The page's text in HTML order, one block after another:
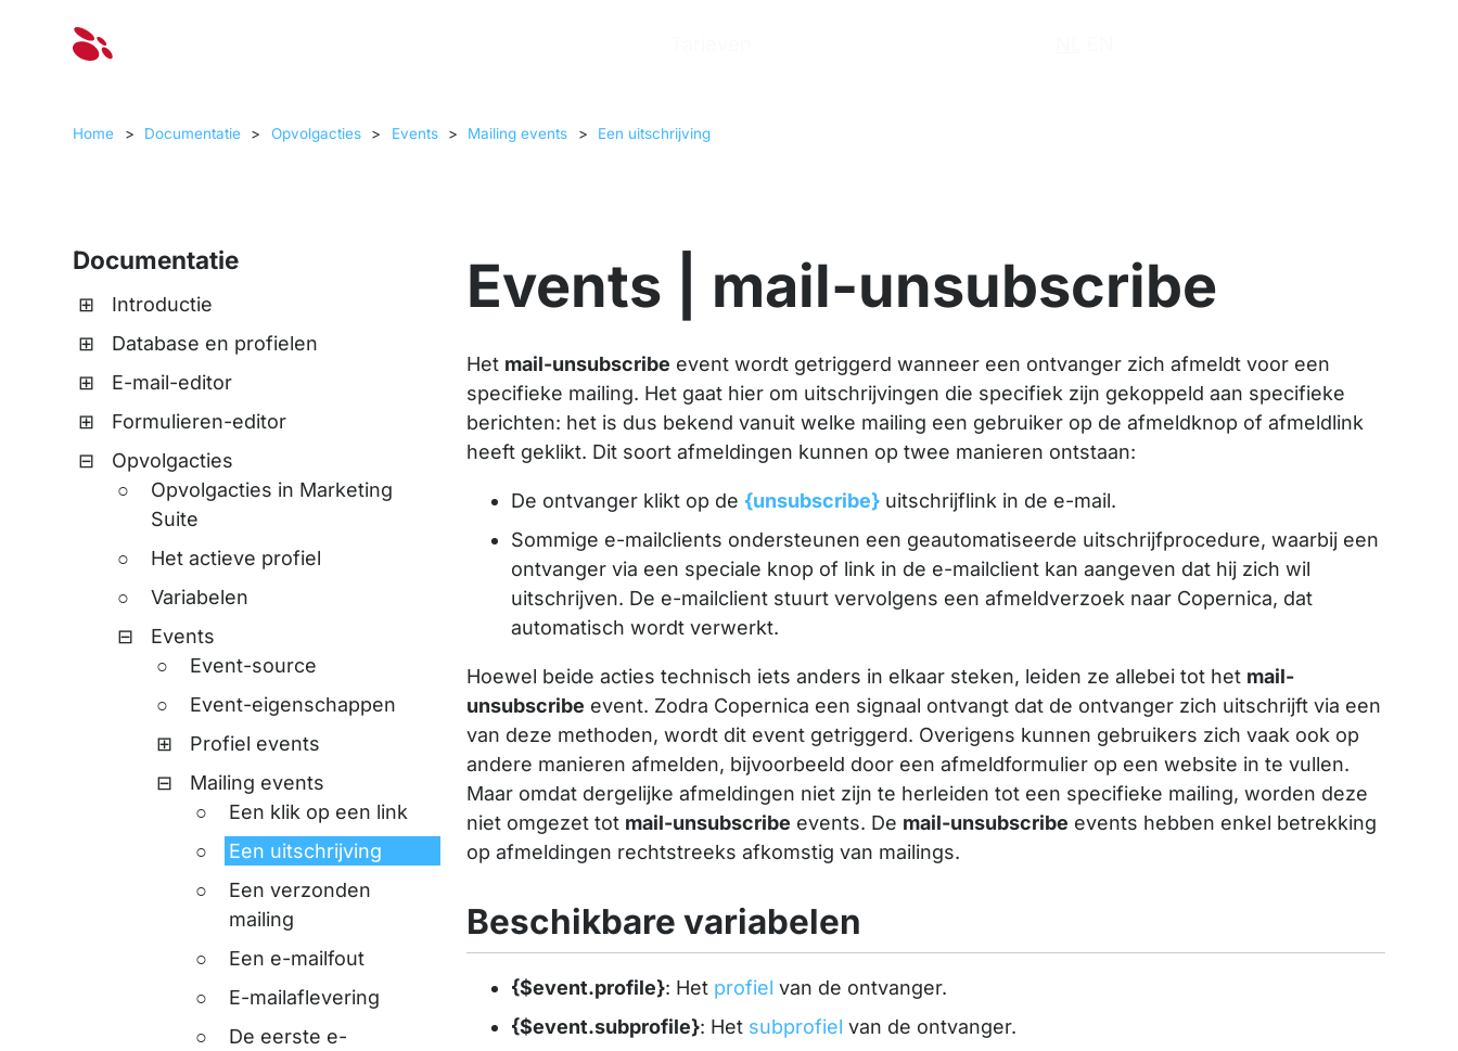
Home > Documentatie > Opvolgacties > Events > Mailing events > Een uitschrijving
Documentatie
Introductie
Database en profielen
E-mail-editor
Formulieren-editor
Opvolgacties
Opvolgacties in Marketing
Suite
Het actieve profiel
Variabelen
Events
Event-source
Event-eigenschappen
Profiel events
Mailing events
Een klik op een link
Een uitschrijving
Een verzonden
mailing
Een e-mailfout
E-mailaflevering
De eerste e-
Events | mail-unsubscribe
Het mail-unsubscribe event wordt getriggerd wanneer een ontvanger zich afmeldt voor een
specifieke mailing. Het gaat hier om uitschrijvingen die specifiek zijn gekoppeld aan specifieke
berichten: het is dus bekend vanuit welke mailing een gebruiker op de afmeldknop of afmeldlink
heeft geklikt. Dit soort afmeldingen kunnen op twee manieren ontstaan:
De ontvanger klikt op de {unsubscribe}uitschrijflink in de e-mail.
Sommige e-mailclients ondersteunen een geautomatiseerde uitschrijfprocedure, waarbij een
ontvanger via een speciale knop of link in de e-mailclient kan aangeven dat hij zich wil
uitschrijven. De e-mailclient stuurt vervolgens een afmeldverzoek naar Copernica, dat
automatisch wordt verwerkt.
Hoewel beide acties technisch iets anders in elkaar steken, leiden ze allebei tot het mail-
unsubscribe event. Zodra Copernica een signaal ontvangt dat de ontvanger zich uitschrijft via een
van deze methoden, wordt dit event getriggerd. Overigens kunnen gebruikers zich vaak ook op
andere manieren afmelden, bijvoorbeeld door een afmeldformulier op een website in te vullen.
Maar omdat dergelijke afmeldingen niet zijn te herleiden tot een specifieke mailing, worden deze
niet omgezet tot mail-unsubscribe events. De mail-unsubscribe events hebben enkel betrekking
op afmeldingen rechtstreeks afkomstig van mailings.
Beschikbare variabelen
{$event.profile}: Het profiel van de ontvanger.
{$event.subprofile}: Het subprofiel van de ontvanger.